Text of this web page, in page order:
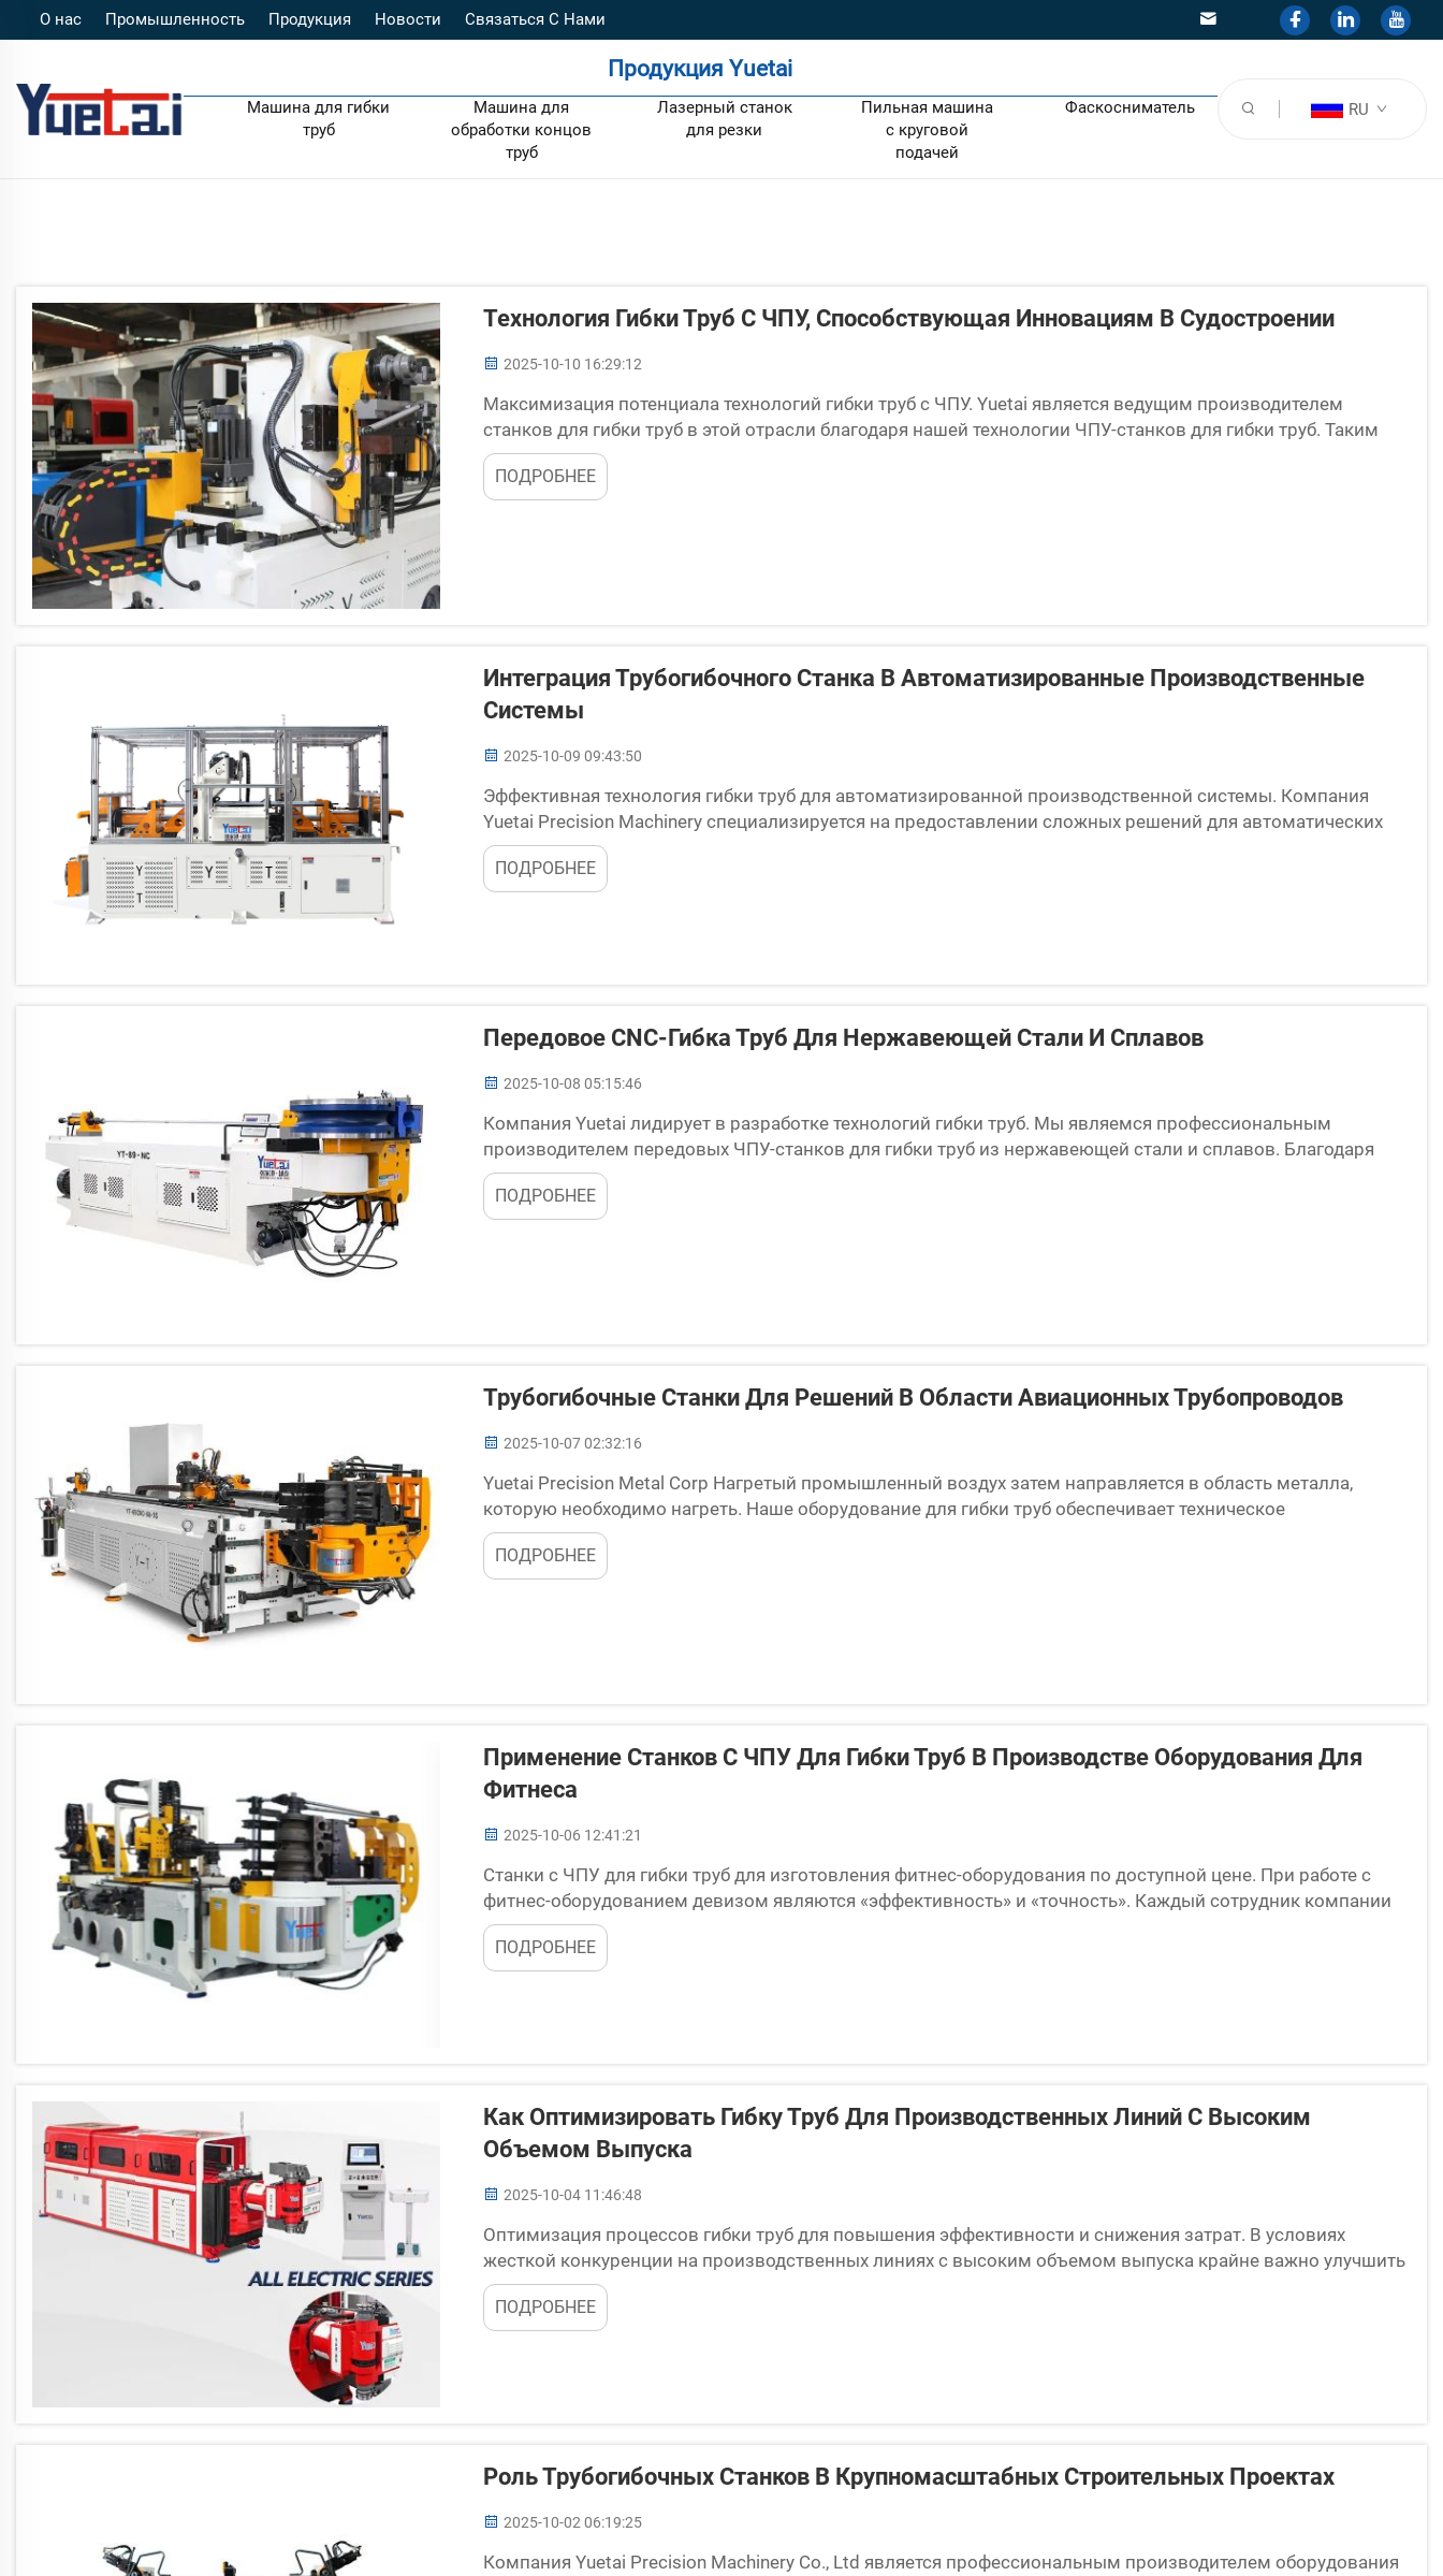
О нас Промышленность Продукция Новости Связаться С Нами
Продукция Yuetai
Машина для гибки
труб
Машина для
обработки концов
труб
Лазерный станок
для резки
Пильная машина
с круговой
подачей
Фаскосниматель RU
Технология Гибки Труб С ЧПУ, Способствующая Инновациям В Судостроении
2025-10-10 16:29:12
Максимизация потенциала технологий гибки труб с ЧПУ. Yuetai является ведущим производителем
станков для гибки труб в этой отрасли благодаря нашей технологии ЧПУ-станков для гибки труб. Таким
образом, мы можем с высокой точностью контролировать и изготавливать форму металлических труб,
трансформ...
ПОДРОБНЕЕ
Интеграция Трубогибочного Станка В Автоматизированные Производственные
Системы
2025-10-09 09:43:50
Эффективная технология гибки труб для автоматизированной производственной системы. Компания
Yuetai Precision Machinery специализируется на предоставлении сложных решений для автоматических
производственных систем благодаря нашему техническому дизайну и ручному трубогибочному станку.
Модель J...
ПОДРОБНЕЕ
Передовое CNC-Гибка Труб Для Нержавеющей Стали И Сплавов
2025-10-08 05:15:46
Компания Yuetai лидирует в разработке технологий гибки труб. Мы являемся профессиональным
производителем передовых ЧПУ-станков для гибки труб из нержавеющей стали и сплавов. Благодаря
нашему точному инженерному подходу оптовые покупатели находят доступные решения по обеспечению
прочности в промышленности...
ПОДРОБНЕЕ
Трубогибочные Станки Для Решений В Области Авиационных Трубопроводов
2025-10-07 02:32:16
Yuetai Precision Metal Corp Нагретый промышленный воздух затем направляется в область металла,
которую необходимо нагреть. Наше оборудование для гибки труб обеспечивает техническое
превосходство для достижения наилучших результатов при строительстве самолетов. Использование
передовых технологий...
ПОДРОБНЕЕ
Применение Станков С ЧПУ Для Гибки Труб В Производстве Оборудования Для
Фитнеса
2025-10-06 12:41:21
Станки с ЧПУ для гибки труб для изготовления фитнес-оборудования по доступной цене. При работе с
фитнес-оборудованием девизом являются «эффективность» и «точность». Каждый сотрудник компании
Zhangjiagang Yuetai Precision Machinery Co., Ltd. стремится к интегр...
ПОДРОБНЕЕ
Как Оптимизировать Гибку Труб Для Производственных Линий С Высоким
Объемом Выпуска
2025-10-04 11:46:48
Оптимизация процессов гибки труб для повышения эффективности и снижения затрат. В условиях
жесткой конкуренции на производственных линиях с высоким объемом выпуска крайне важно улучшить
показатели процесса гибки труб и снизить затраты. Мы, компания Yuetai, понимаем необходимость
высокого ...
ПОДРОБНЕЕ
Роль Трубогибочных Станков В Крупномасштабных Строительных Проектах
2025-10-02 06:19:25
Компания Yuetai Precision Machinery Co., Ltd является профессиональным производителем оборудования